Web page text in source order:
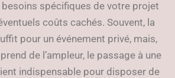
spécifiques de votre projet
coûts cachés. Souvent, la
pour un événement privé, mais,
de l’ampleur, le passage à une
indispensable pour disposer de